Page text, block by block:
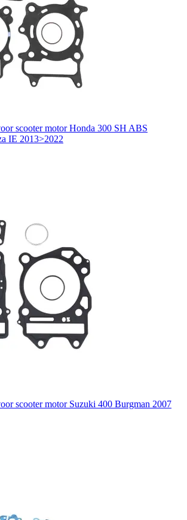
scooter motor Honda 300 SH ABS
IE 2013>2022
scooter motor Suzuki 400 Burgman 2007